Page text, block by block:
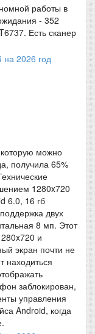
работы в
- 352
Есть сканер
можно
получила 65%
1280x720
6.0, 16 гб
двух
8 мп. Этот
и
экран почти не
находиться
заблокирован,
управления
Android, когда